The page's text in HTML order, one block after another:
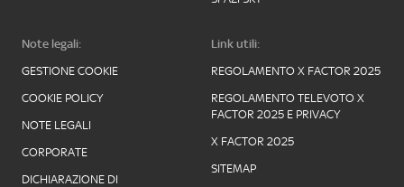
Note legali:
GESTIONE COOKIE
COOKIE POLICY
NOTE LEGALI
CORPORATE
DICHIARAZIONE DI
Link utili:
REGOLAMENTO X FACTOR 2025
REGOLAMENTO TELEVOTO X
FACTOR 2025 E PRIVACY
X FACTOR 2025
SITEMAP